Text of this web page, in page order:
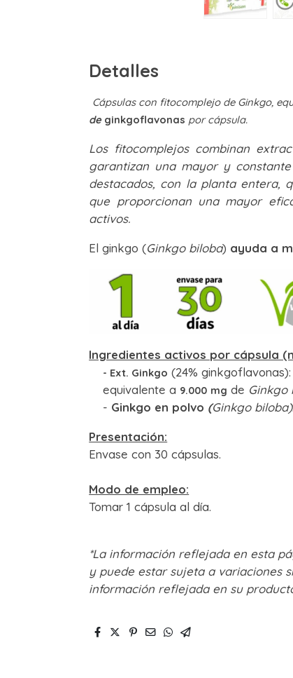
Detalles
Cápsulas con fitocomplejo de Ginkgo,
de ginkgoflavonas por cápsula.
Los fitocomplejos combinan
garantizan una mayor y
destacados, con la planta entera,
que proporcionan una mayor
activos.
El ginkgo (Ginkgo biloba) ayuda a
Ingredientes activos por cápsula
- Ext. Ginkgo (24% ginkgoflavonas):
equivalente a 9.000 mg de Ginkgo
- Ginkgo en polvo (Ginkgo biloba):
Presentación:
Envase con 30 cápsulas.
Modo de empleo:
Tomar 1 cápsula al día.
*La información reflejada en esta
y puede estar sujeta a variaciones
información reflejada en su